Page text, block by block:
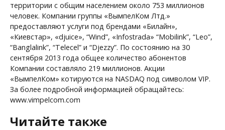
территории с общим населением около 753 миллионов
человек. Компании группы «ВымпелКом Лтд.»
предоставляют услуги под брендами «Билайн»,
«Киевстар», «djuice», “Wind”, «Infostrada» “Mobilink”, “Leo”,
“Banglalink”, “Telecel” и “Djezzy”. По состоянию на 30
сентября 2013 года общее количество абонентов
Компании составляло 219 миллионов. Акции
«ВымпелКом» котируются на NASDAQ под символом VIP.
За более подробной информацией обращайтесь:
www.vimpelcom.com
Читайте также